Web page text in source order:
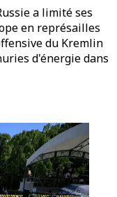
a limité ses
en représailles
du Kremlin
d'énergie dans